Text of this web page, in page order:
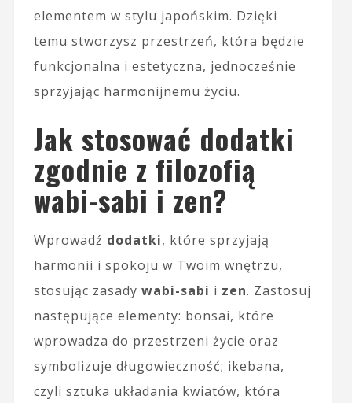
elementem w stylu japońskim. Dzięki
temu stworzysz przestrzeń, która będzie
funkcjonalna i estetyczna, jednocześnie
sprzyjając harmonijnemu życiu.
Jak stosować dodatki
zgodnie z filozofią
wabi-sabi i zen?
Wprowadź dodatki, które sprzyjają
harmonii i spokoju w Twoim wnętrzu,
stosując zasady wabi-sabi i zen. Zastosuj
następujące elementy: bonsai, które
wprowadza do przestrzeni życie oraz
symbolizuje długowieczność; ikebana,
czyli sztuka układania kwiatów, która